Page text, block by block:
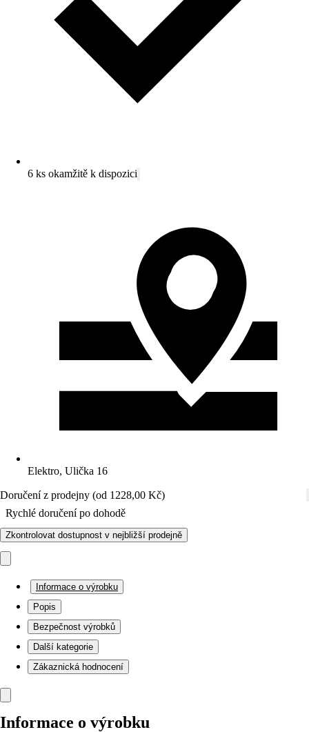
6 ks okamžitě k dispozici
Elektro, Ulička 16
Doručení z prodejny (od 1228,00 Kč)
Rychlé doručení po dohodě
Zkontrolovat dostupnost v nejbližší prodejně
Informace o výrobku
Popis
Bezpečnost výrobků
Další kategorie
Zákaznická hodnocení
Informace o výrobku